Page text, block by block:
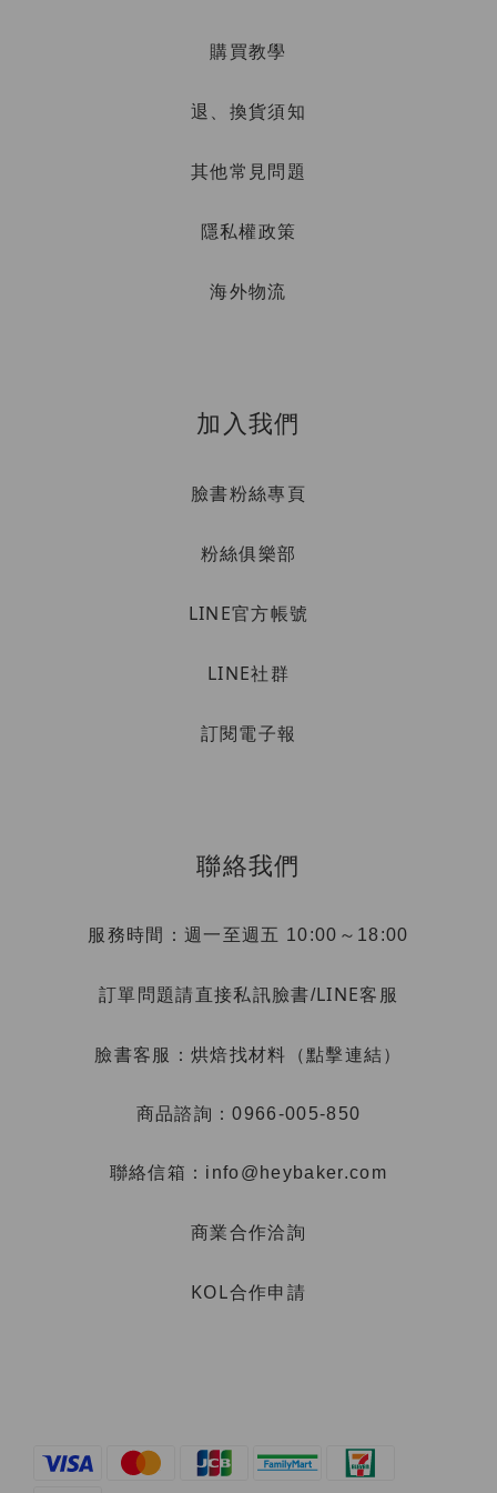
購買教學
退、換貨須知
其他常見問題
隱私權政策
海外物流
加入我們
臉書粉絲專頁
粉絲俱樂部
LINE官方帳號
LINE社群
訂閱電子報
聯絡我們
服務時間：週一至週五 10:00～18:00
訂單問題請直接私訊臉書/LINE客服
臉書客服： 烘焙找材料（點擊連結）
商品諮詢：0966-005-850
聯絡信箱：info@heybaker.com
商業合作洽詢
KOL合作申請